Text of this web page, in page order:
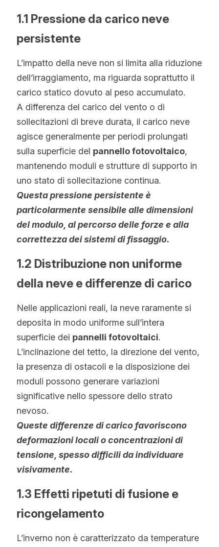
1.1 Pressione da carico neve
persistente
L’impatto della neve non si limita alla riduzione
dell’irraggiamento, ma riguarda soprattutto il
carico statico dovuto al peso accumulato.
A differenza del carico del vento o di
sollecitazioni di breve durata, il carico neve
agisce generalmente per periodi prolungati
sulla superficie del pannello fotovoltaico,
mantenendo moduli e strutture di supporto in
uno stato di sollecitazione continua.
Questa pressione persistente è
particolarmente sensibile alle dimensioni
del modulo, al percorso delle forze e alla
correttezza dei sistemi di fissaggio.
1.2 Distribuzione non uniforme
della neve e differenze di carico
Nelle applicazioni reali, la neve raramente si
deposita in modo uniforme sull’intera
superficie dei pannelli fotovoltaici.
L’inclinazione del tetto, la direzione del vento,
la presenza di ostacoli e la disposizione dei
moduli possono generare variazioni
significative nello spessore dello strato
nevoso.
Queste differenze di carico favoriscono
deformazioni locali o concentrazioni di
tensione, spesso difficili da individuare
visivamente.
1.3 Effetti ripetuti di fusione e
ricongelamento
L’inverno non è caratterizzato da temperature